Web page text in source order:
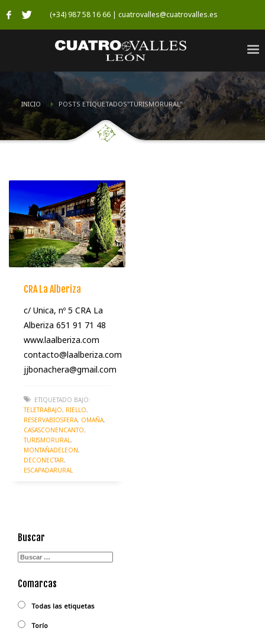
(+34) 987 58 16 66 | cuatrovalles@cuatrovalles.es
INICIO POSTS ETIQUETADOS"TURISMORURAL"
CRA La Alberiza
c/ Unica, nº 5 CRA La
Alberiza 651 91 71 48
www.laalberiza.com
contacto@laalberiza.com
jjbonachera@gmail.com
ETIQUETADO BAJO:
TELETRABAJO, RIELLO,
RESERVABIOSFERA, OMAÑA,
CASASCONENCANTO,
TURISMORURAL,
MONTAÑADELEON,
DECONECTAR,
ESCAPADARURAL
Buscar
Comarcas
Todas las etiquetas
Torío